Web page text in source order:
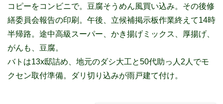
コピーをコンビニで。豆腐そうめん風買い込み。その後修
繕委員会報告の印刷。午後、立候補掲示板作業終えて14時
半帰路。途中高級スーパー、かき揚げミックス、厚揚げ、
がんも、豆腐。
バトは13x邸詰め、地元のダシ大工と50代助っ人2人でモ
クセン取付準備。ダリ切り込みが雨戸建て付け。